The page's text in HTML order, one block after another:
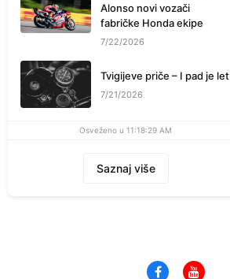
Alonso novi vozači
fabričke Honda ekipe
7/22/2026
Tvigijeve priče – I pad je let
7/21/2026
Osveženo u 11:18:29 AM
Saznaj više